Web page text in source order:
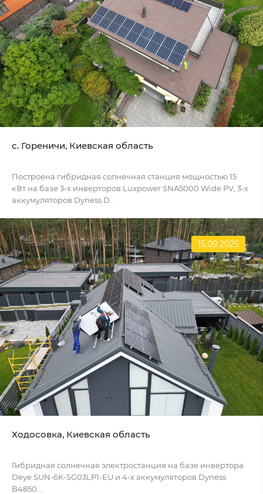
c. Гореничи, Киевская область
Построена гибридная солнечная станция мощностью 15
кВт на базе 3-х инверторов Luxpower SNA5000 Wide PV, 3-х
аккумуляторов Dyness D..
15.09.2025
Ходосовка, Киевская область
Гибридная солнечная электростанция на базе инвертора
Deye SUN-6K-SG03LP1-EU и 4-х аккумуляторов Dyness
B4850...